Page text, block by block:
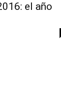
el año